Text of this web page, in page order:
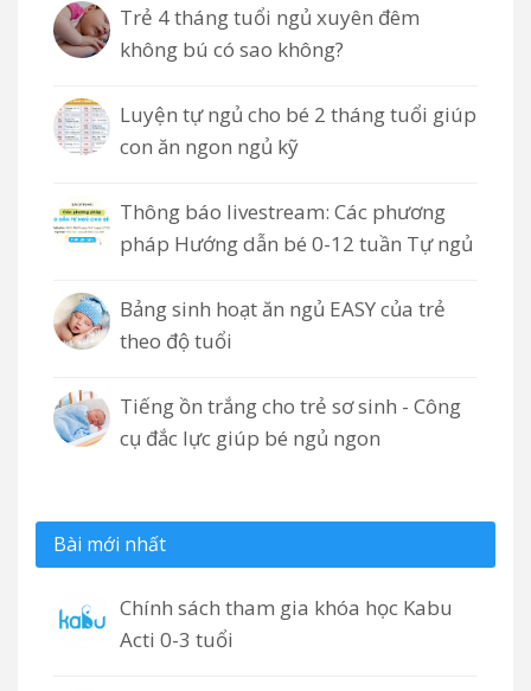
Trẻ 4 tháng tuổi ngủ xuyên đêm
không bú có sao không?
Luyện tự ngủ cho bé 2 tháng tuổi giúp
con ăn ngon ngủ kỹ
Thông báo livestream: Các phương
pháp Hướng dẫn bé 0-12 tuần Tự ngủ
Bảng sinh hoạt ăn ngủ EASY của trẻ
theo độ tuổi
Tiếng ồn trắng cho trẻ sơ sinh - Công
cụ đắc lực giúp bé ngủ ngon
Bài mới nhất
Chính sách tham gia khóa học Kabu
Acti 0-3 tuổi